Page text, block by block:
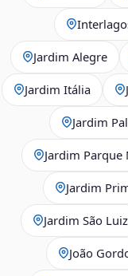
Jardim Alegre
Jardim Itália
Jardim
Jardim Parque
Jardim
Jardim São Luiz
João